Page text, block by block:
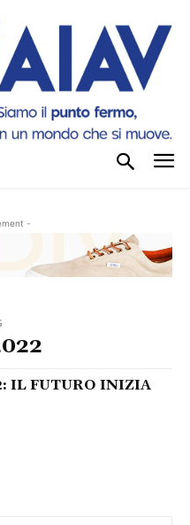
-
IL FUTURO INIZIA